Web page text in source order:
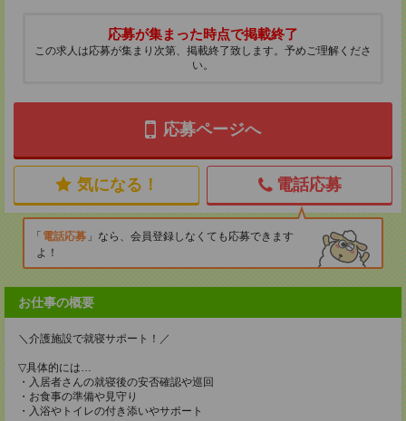
応募が集まった時点で掲載終了
この求人は応募が集まり次第、掲載終了致します。予めご理解くださ
い。
応募ページへ
気になる！ 電話応募
電話応募
なら、会員登録しなくても応募できます
よ！
お仕事の概要
＼介護施設で就寝サポート！／
▽具体的には…
・入居者さんの就寝後の安否確認や巡回
・お食事の準備や見守り
・入浴やトイレの付き添いやサポート